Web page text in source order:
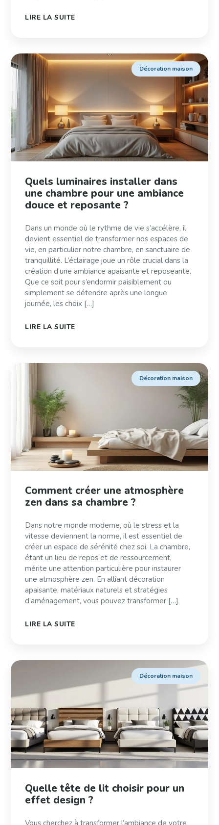
LIRE LA SUITE
Décoration maison
Quels luminaires installer dans
une chambre pour une ambiance
douce et reposante ?
Dans un monde où le rythme de vie s’accélère, il
devient essentiel de transformer nos espaces de
vie, en particulier notre chambre, en sanctuaire de
tranquillité. L’éclairage joue un rôle crucial dans la
création d’une ambiance apaisante et reposeante.
Que ce soit pour s’endormir paisiblement ou
simplement se détendre après une longue
journée, les choix […]
LIRE LA SUITE
Décoration maison
Comment créer une atmosphère
zen dans sa chambre ?
Dans notre monde moderne, où le stress et la
vitesse deviennent la norme, il est essentiel de
créer un espace de sérénité chez soi. La chambre,
étant un lieu de repos et de ressourcement,
mérite une attention particulière pour instaurer
une atmosphère zen. En alliant décoration
apaisante, matériaux naturels et stratégies
d’aménagement, vous pouvez transformer […]
LIRE LA SUITE
Décoration maison
Quelle tête de lit choisir pour un
effet design ?
Vous cherchez à transformer l’ambiance de votre